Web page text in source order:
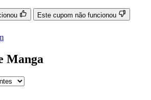
Este cupom não funcionou
Manga